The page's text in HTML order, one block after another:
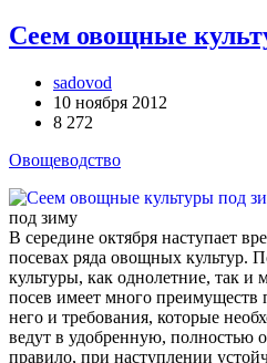
Сеем овощные
sadovod
10 ноября 2012
8 272
Овощеводство
под зиму
В середине октября наступает
посевах ряда овощных культур.
культуры, как однолетние, так
посев имеет много преимуществ
него и требования, которые
ведут в удобренную, полностью
правило, при наступлении